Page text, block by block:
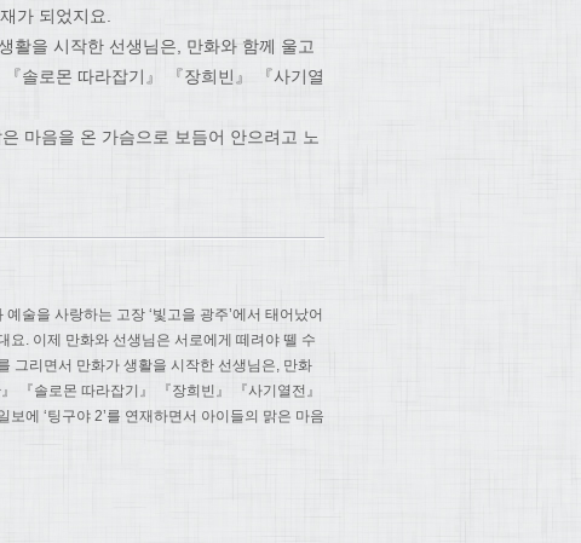
가 되었지요.
활을 시작한 선생님은, 만화와 함께 울고
솔로몬 따라잡기』 『장희빈』 『사기열
마음을 온 가슴으로 보듬어 안으려고 노
술을 사랑하는 고장 ‘빛고을 광주’에서 태어났어
요. 이제 만화와 선생님은 서로에게 떼려야 뗄 수
그리면서 만화가 생활을 시작한 선생님은, 만화
『솔로몬 따라잡기』 『장희빈』 『사기열전』
에 ‘팅구야 2’를 연재하면서 아이들의 맑은 마음